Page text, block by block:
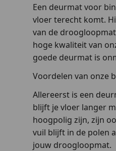
Een deurmat voor
vloer terecht komt.
van de
hoge kwaliteit van
goede deurmat is
Voordelen van onze
Allereerst is een
blijft je vloer langer
hoogpolig zijn, zijn
vuil blijft in de polen
jouw droogloopmat.